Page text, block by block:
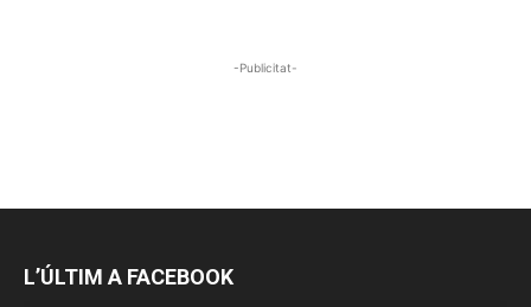
-Publicitat-
L’ÚLTIM A FACEBOOK